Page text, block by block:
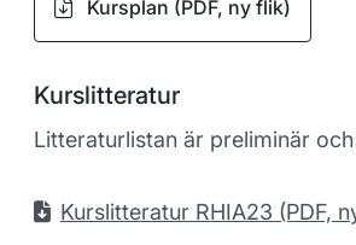
Kursplan (PDF, ny flik)
Kurslitteratur
Litteraturlistan är preliminär
Kurslitteratur RHIA23 (PDF,